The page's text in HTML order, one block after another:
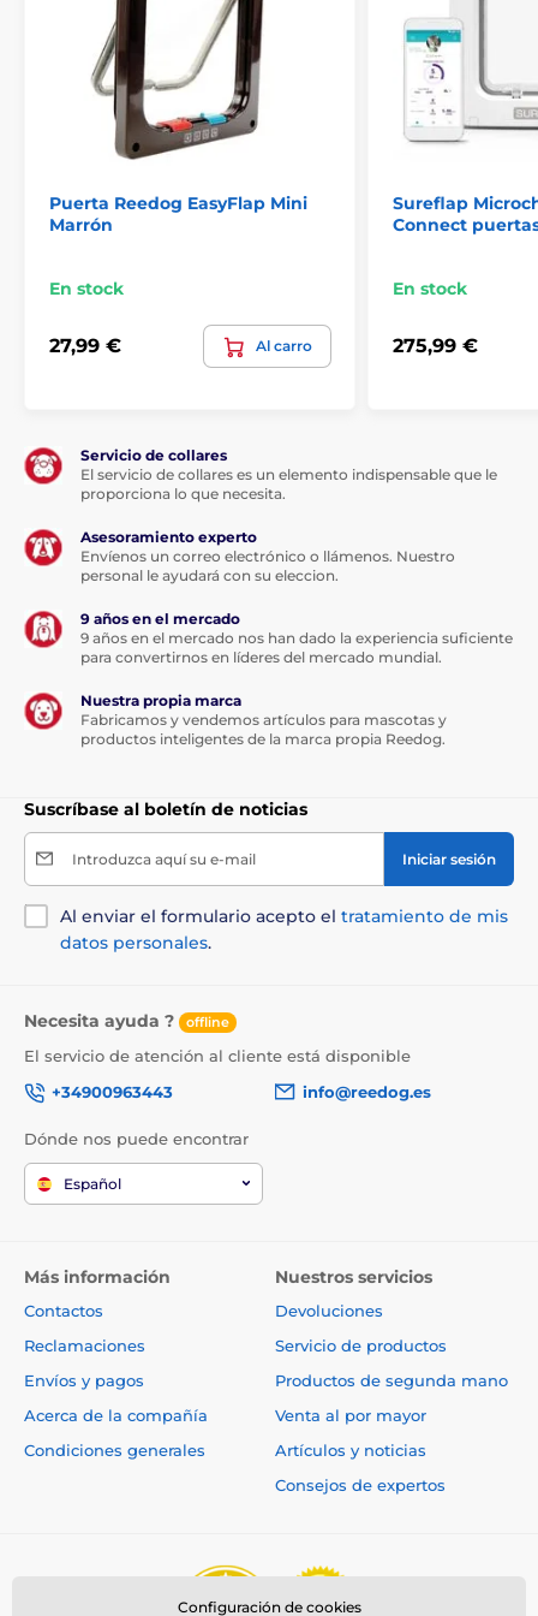
fácilmente.
túnelfrente a los modelos de la competencia es la
función"Silent ". Se trata de unos cepillos nano
especiales situados por todo el borde del flap, gracias
a los cuales se garantiza un
extremadamente silencioso. Se acabaron los golpes
desagradables por la mañana o por la noche al pasar.
nada. Además, incluso con viento más fuerte, la
puerta no se abre ni entra corriente de aire. De ello se
encargan tanto los cepillos especiales como elimán
cierre especial de cuatro posiciones. Gracias al cierre,
ambos sentidos
unadirección o podrás
bloquearla por completo
Puerta Reedog EasyFlap Mini
Marrón
En stock
27,99 € Al carro
Sureflap
Connect
En stock
275,99 €
Servicio de collares
El servicio de collares es un elemento indispensable que le
proporciona lo que necesita.
Asesoramiento experto
Envíenos un correo electrónico o llámenos. Nuestro
personal le ayudará con su eleccion.
9 años en el mercado
9 años en el mercado nos han dado la experiencia suficiente
para convertirnos en líderes del mercado mundial.
Nuestra propia marca
Fabricamos y vendemos artículos para mascotas y
productos inteligentes de la marca propia Reedog.
Suscríbase al boletín de noticias
Introduzca aquí su e-mail Iniciar sesión
Al enviar el formulario acepto el tratamiento de mis
datos personales.
Necesita ayuda ? offline
El servicio de atención al cliente está disponible
+34900963443
info@reedog.es
Dónde nos puede encontrar
Español
Más información
Contactos
Reclamaciones
Envíos y pagos
Acerca de la compañía
Condiciones generales
Nuestros servicios
Devoluciones
Servicio de productos
Productos de segunda mano
Venta al por mayor
Artículos y noticias
Consejos de expertos
Configuración de cookies